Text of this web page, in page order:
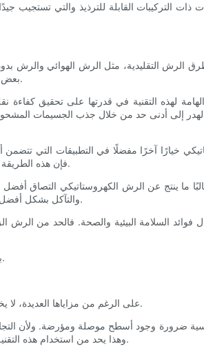
ذات التركيبات القابلة للترذيذ والتي
الرش التقليدية، مثل الرش الهوائي والرش
بعض الحالات. ويعتمد قرار اختيار الرش الكهروستاتيكي بشكل كبير على مدى تعقيد المشروع، وخصائص المواد، والاعتبارات البيئية، وأهداف خفض التكاليف.
الهامة لهذه التقنية في قدرتها على تحقيق
إلى أدنى حد من خلال جذب الجسيمات المشحونة
خيارًا آخرًا مفضلًا في التطبيقات التي
فإن هذه الطريقة تقلل بشكل كبير من الحاجة إلى عمليات التعديل اليدوي والطلاءات الثانوية. ويؤدي ذلك إلى خفض كبير في الجهد والوقت، مما يعزز الإنتاجية الإجمالية.
ما ينتج عن الرش الكهروستاتيكي التصاق
والتآكل بشكل أفضل من بعض الطرق التقليدية. بالنسبة للمشاريع التي تتطلب متانة في بيئات قاسية، يمكن لهذا الفرق أن يزيد بشكل كبير من فترات الصيانة وعمر المنتج.
فوائد السلامة البيئية والصحة. فالحد من الرش
بشكل عام، يتفوق الرش الكهروستاتيكي على الطرق التقليدية عندما تكون كفاءة المواد وجودة التغطية والتأثير البيئي والإنتاجية التشغيلية من الأولويات.
على الرغم من مزاياها العديدة، لا يخلو الرش الكهروستاتيكي من التحديات والقيود. ويُعدّ فهم هذه العوامل أمراً بالغ الأهمية لضمان تفوق الفوائد على العيوب المحتملة في أي تطبيق مُحدد.
ضرورة وجود أسطح موصلة ومؤرضة. ولأن
وهذا يحد من استخدام هذه التقنية على بعض أنواع البلاستيك أو المواد المركبة أو غيرها من المواد التي لا تخضع لتحضير مناسب للسطح، مثل استخدام طبقة أساسية أو طبقات موصلة.